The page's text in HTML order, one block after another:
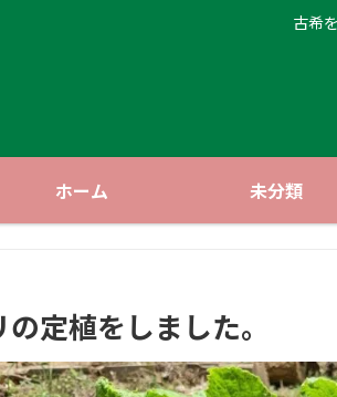
古希
ホーム 未分類
定植をしました。